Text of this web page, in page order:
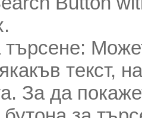
текст,
За да